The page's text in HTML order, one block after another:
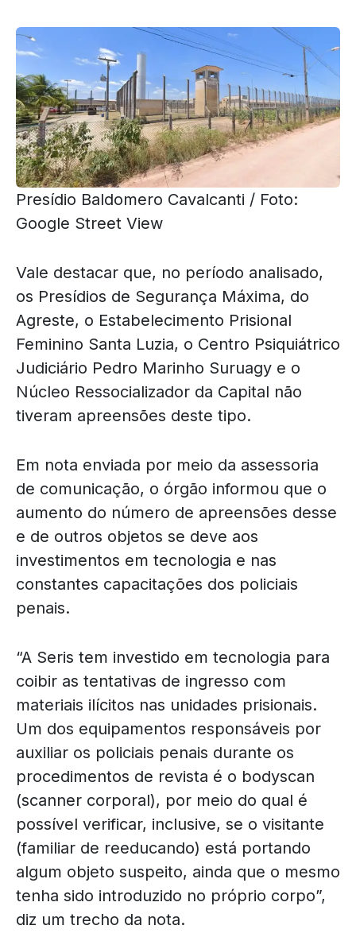
Presídio Baldomero Cavalcanti / Foto:
Google Street View
Vale destacar que, no período analisado,
os Presídios de Segurança Máxima, do
Agreste, o Estabelecimento Prisional
Feminino Santa Luzia, o Centro Psiquiátrico
Judiciário Pedro Marinho Suruagy e o
Núcleo Ressocializador da Capital não
tiveram apreensões deste tipo.
Em nota enviada por meio da assessoria
de comunicação, o órgão informou que o
aumento do número de apreensões desse
e de outros objetos se deve aos
investimentos em tecnologia e nas
constantes capacitações dos policiais
penais.
“A Seris tem investido em tecnologia para
coibir as tentativas de ingresso com
materiais ilícitos nas unidades prisionais.
Um dos equipamentos responsáveis por
auxiliar os policiais penais durante os
procedimentos de revista é o bodyscan
(scanner corporal), por meio do qual é
possível verificar, inclusive, se o visitante
(familiar de reeducando) está portando
algum objeto suspeito, ainda que o mesmo
tenha sido introduzido no próprio corpo”,
diz um trecho da nota.